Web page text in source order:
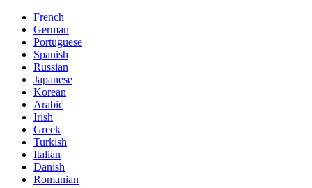
French
German
Portuguese
Spanish
Russian
Japanese
Korean
Arabic
Irish
Greek
Turkish
Italian
Danish
Romanian